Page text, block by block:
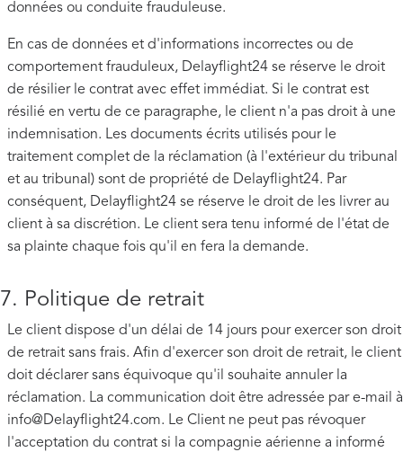
données ou conduite frauduleuse.
En cas de données et d'informations incorrectes ou de
comportement frauduleux, Delayflight24 se réserve le droit
de résilier le contrat avec effet immédiat. Si le contrat est
résilié en vertu de ce paragraphe, le client n'a pas droit à une
indemnisation. Les documents écrits utilisés pour le
traitement complet de la réclamation (à l'extérieur du tribunal
et au tribunal) sont de propriété de Delayflight24. Par
conséquent, Delayflight24 se réserve le droit de les livrer au
client à sa discrétion. Le client sera tenu informé de l'état de
sa plainte chaque fois qu'il en fera la demande.
7. Politique de retrait
Le client dispose d'un délai de 14 jours pour exercer son droit
de retrait sans frais. Afin d'exercer son droit de retrait, le client
doit déclarer sans équivoque qu'il souhaite annuler la
réclamation. La communication doit être adressée par e-mail à
info@Delayflight24.com. Le Client ne peut pas révoquer
l'acceptation du contrat si la compagnie aérienne a informé